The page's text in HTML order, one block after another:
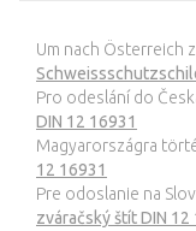
Um nach Österreich
Pro odeslání do
DIN 12 16931
Magyarországra
12 16931
Pre odoslanie na
zváračský štít DIN 12